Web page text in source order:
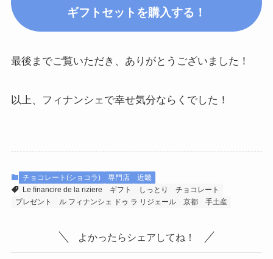
ギフトセットを購入する！
最後までご覧いただき、ありがとうございました！
以上、フィナンシェで幸せ気分ならくでした！
チョコレート(ショコラ) 専門店
近畿
Le ﬁnancire de la riziere
ギフト しっとり
チョコレート
プレゼント
ル フィナンシェ ドゥ ラ リジェール 京都 手土産
よかったらシェアしてね！